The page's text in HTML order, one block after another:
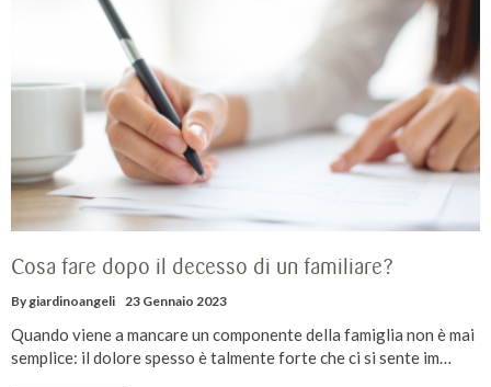
Cosa fare dopo il decesso di un familiare?
Bygiardinoangeli 23 Gennaio 2023
Quando viene a mancare un componente della famiglia non è mai
semplice: il dolore spesso è talmente forte che ci si sente im…